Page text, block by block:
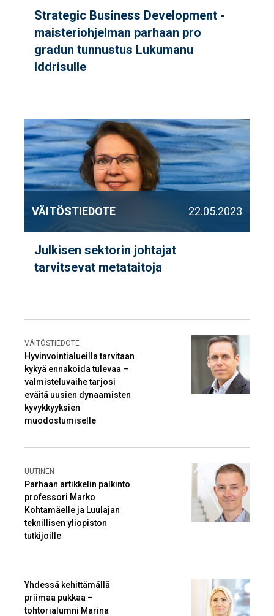
Strategic Business Development -
maisteriohjelman parhaan pro
gradun tunnustus Lukumanu
Iddrisulle
VÄITÖSTIEDOTE 22.05.2023
Julkisen sektorin johtajat
tarvitsevat metataitoja
VÄITÖSTIEDOTE
Hyvinvointialueilla tarvitaan
kykyä ennakoida tulevaa –
valmisteluvaihe tarjosi
eväitä uusien dynaamisten
kyvykkyyksien
muodostumiselle
UUTINEN
Parhaan artikkelin palkinto
professori Marko
Kohtamäelle ja Luulajan
teknillisen yliopiston
tutkijoille
Yhdessä kehittämällä
priimaa pukkaa –
tohtorialumni Marina